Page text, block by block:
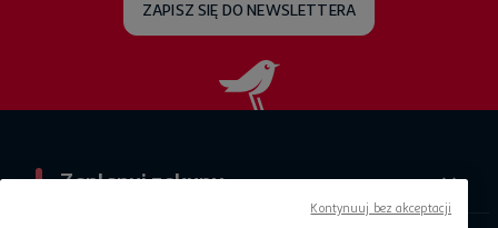
ZAPISZ SIĘ DO NEWSLETTERA
Zaplanuj zakupy
Kontynuuj bez akceptacji